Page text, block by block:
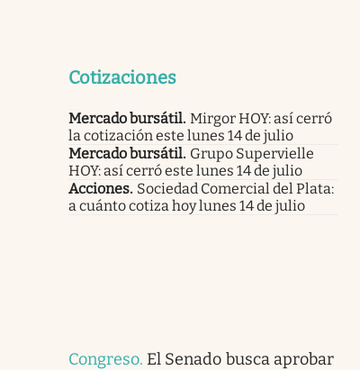
Cotizaciones
Mercado bursátil. Mirgor HOY: así cerró
la cotización este lunes 14 de julio
Mercado bursátil. Grupo Supervielle
HOY: así cerró este lunes 14 de julio
Acciones. Sociedad Comercial del Plata:
a cuánto cotiza hoy lunes 14 de julio
Congreso. El Senado busca aprobar